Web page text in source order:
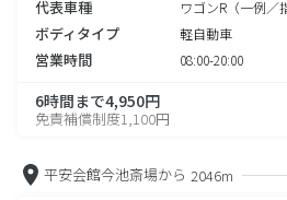
代表車種 ワゴンR（一例／
ボディタイプ 軽自動車
営業時間 08:00-20:00
6時間まで4,950円
免責補償制度1,100円
平安会館今池斎場から 2046m